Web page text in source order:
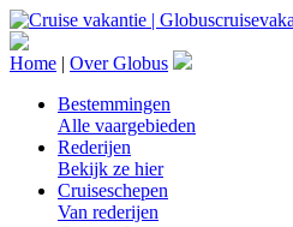
Home | Over Globus
Bestemmingen
Alle vaargebieden
Rederijen
Bekijk ze hier
Cruiseschepen
Van rederijen